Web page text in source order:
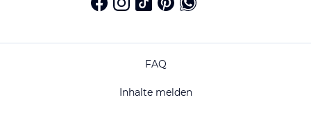
FAQ
Inhalte melden